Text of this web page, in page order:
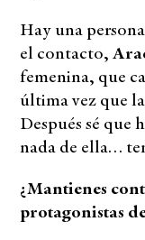
Hay una
el contacto,
femenina, que
última vez que
Después sé que
nada de ella…
¿Mantienes
protagonistas